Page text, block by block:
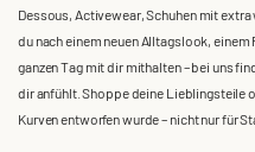
Dessous, Activewear, Schuhen mit
du nach einem neuen Alltagslook,
ganzen Tag mit dir mithalten – bei uns
dir anfühlt. Shoppe deine Lieblingsteile
Kurven entworfen wurde – nicht nur für